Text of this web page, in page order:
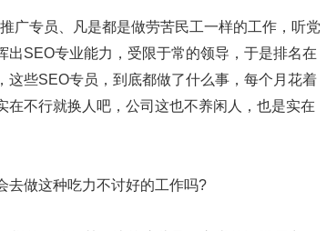
专员、凡是都是做劳苦民工一样的工作，听党
SEO专业能力，受限于常的领导，于是排名在
些SEO专员，到底都做了什么事，每个月花着
不行就换人吧，公司这也不养闲人，也是实在
做这种吃力不讨好的工作吗?